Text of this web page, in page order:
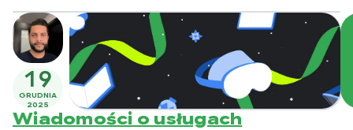
19
GRUDNIA
2025
Wiadomości o usługach